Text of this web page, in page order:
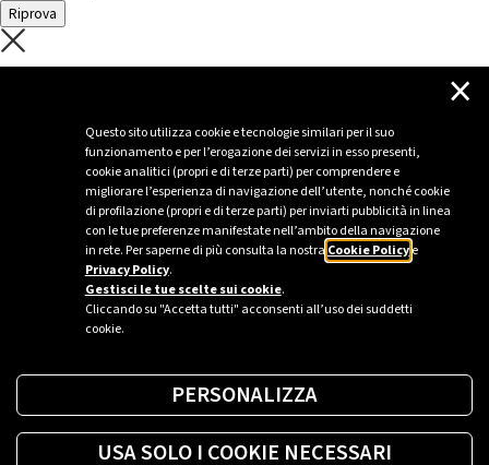
Questo sito utilizza cookie e tecnologie similari per il suo
funzionamento e per l’erogazione dei servizi in esso presenti,
cookie analitici (propri e di terze parti) per comprendere e
migliorare l’esperienza di navigazione dell’utente, nonché cookie
di profilazione (propri e di terze parti) per inviarti pubblicità in linea
con le tue preferenze manifestate nell’ambito della navigazione
in rete. Per saperne di più consulta la nostra Cookie Policye
Privacy Policy.
Gestisci le tue scelte sui cookie.
Cliccando su "Accetta tutti" acconsenti all’uso dei suddetti
cookie.
×
PERSONALIZZA
USA SOLO I COOKIE NECESSARI
Riprova
C'è un problema con il recupero dei
Per favore riprova piú tardi
Sei un’azienda o una PA?
Trova la soluzione più giusta per te.
Richiedi una colonnina